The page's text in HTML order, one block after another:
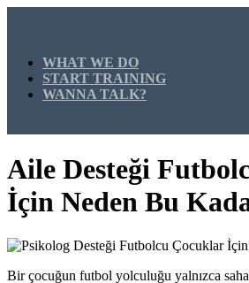
WHAT WE DO
START TRAINING
WANNA TALK?
Aile Desteği
İçin Neden Bu
Bir çocuğun futbol yolculuğu yalnızca